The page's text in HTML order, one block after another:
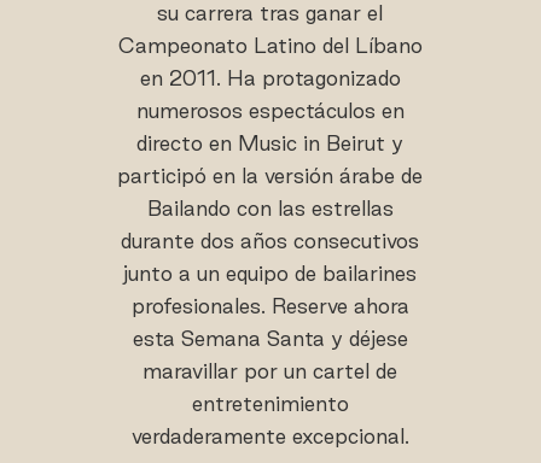
su carrera tras ganar el
Campeonato Latino del Líbano
en 2011. Ha protagonizado
numerosos espectáculos en
directo en Music in Beirut y
participó en la versión árabe de
Bailando con las estrellas
durante dos años consecutivos
junto a un equipo de bailarines
profesionales. Reserve ahora
esta Semana Santa y déjese
maravillar por un cartel de
entretenimiento
verdaderamente excepcional.